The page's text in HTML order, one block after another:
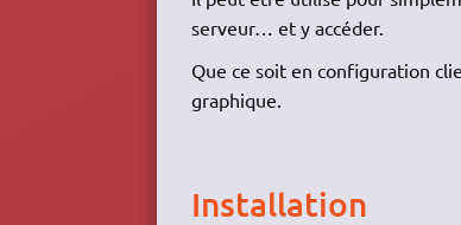
serveur… et y accéder.
Que ce soit en configuration
graphique.
Installation